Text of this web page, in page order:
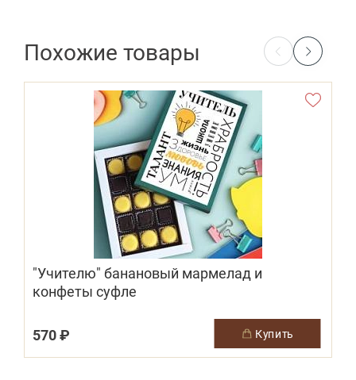
Похожие товары
"Учителю" банановый мармелад и
конфеты суфле
570 ₽ купить